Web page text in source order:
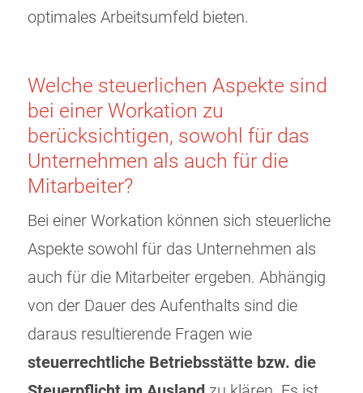
optimales Arbeitsumfeld bieten.
Welche steuerlichen Aspekte sind
bei einer Workation zu
berücksichtigen, sowohl für das
Unternehmen als auch für die
Mitarbeiter?
Bei einer Workation können sich steuerliche
Aspekte sowohl für das Unternehmen als
auch für die Mitarbeiter ergeben. Abhängig
von der Dauer des Aufenthalts sind die
daraus resultierende Fragen wie
steuerrechtliche Betriebsstätte bzw. die